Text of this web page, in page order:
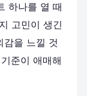
하나를 열 때
고민이 생긴
감을 느낄 것
준이 애매해